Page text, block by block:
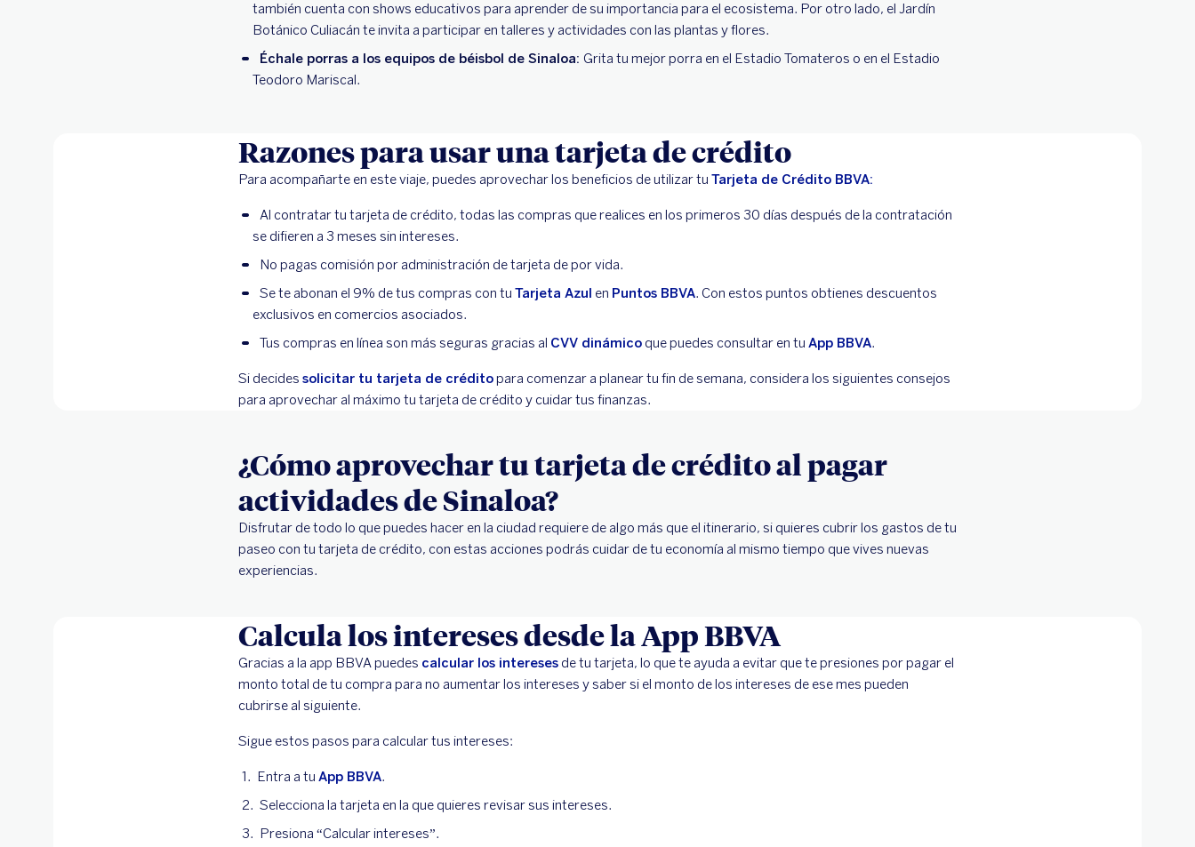
también cuenta con shows educativos para aprender de su importancia para el ecosistema. Por otro lado, el Jardín
Botánico Culiacán te invita a participar en talleres y actividades con las plantas y flores.
Échale porras a los equipos de béisbol de Sinaloa: Grita tu mejor porra en el Estadio Tomateros o en el Estadio
Teodoro Mariscal.
Razones para usar una tarjeta de crédito
Para acompañarte en este viaje, puedes aprovechar los beneficios de utilizar tu Tarjeta de Crédito BBVA:
Al contratar tu tarjeta de crédito, todas las compras que realices en los primeros 30 días después de la contratación
se difieren a 3 meses sin intereses.
No pagas comisión por administración de tarjeta de por vida.
Se te abonan el 9% de tus compras con tu Tarjeta Azul en Puntos BBVA. Con estos puntos obtienes descuentos
exclusivos en comercios asociados.
Tus compras en línea son más seguras gracias al CVV dinámico que puedes consultar en tu App BBVA.
Si decides solicitar tu tarjeta de créditopara comenzar a planear tu fin de semana, considera los siguientes consejos
para aprovechar al máximo tu tarjeta de crédito y cuidar tus finanzas.
¿Cómo aprovechar tu tarjeta de crédito al pagar
actividades de Sinaloa?
Disfrutar de todo lo que puedes hacer en la ciudad requiere de algo más que el itinerario, si quieres cubrir los gastos de tu
paseo con tu tarjeta de crédito, con estas acciones podrás cuidar de tu economía al mismo tiempo que vives nuevas
experiencias.
Calcula los intereses desde la App BBVA
Gracias a la app BBVA puedes calcular los intereses de tu tarjeta, lo que te ayuda a evitar que te presiones por pagar el
monto total de tu compra para no aumentar los intereses y saber si el monto de los intereses de ese mes pueden
cubrirse al siguiente.
Sigue estos pasos para calcular tus intereses:
Entra a tu App BBVA.
Selecciona la tarjeta en la que quieres revisar sus intereses.
Presiona “Calcular intereses”.